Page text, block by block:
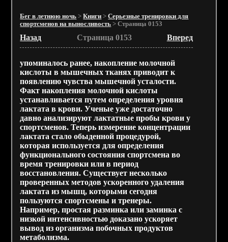
Бег в летнюю ночь >Книги >Серьезные тренировки для
спортсменов на выносливость > Страница 0153
Назад Страница 0153 Вперед
упоминалось ранее, накопление молочной
кислоты в мышечных тканях приводит к
появлению чувства мышечной усталости.
Факт накопления молочной кислоты
устанавливается путем определения уровня
лактата в крови. Ученые уже достаточно
давно анализируют лактатные пробы крови у
спортсменов. Теперь измерение концентрации
лактата стало обыденной процедурой,
которая используется для определения
функционального состояния спортсмена во
время тренировки или в период
восстановления. Существует несколько
проверенных методов ускоренного удаления
лактата из мышц, которыми сегодня
пользуются спортсмены и тренеры.
Например, простая разминка или заминка с
низкой интенсивностью доказано ускоряет
вывод из организма побочных продуктов
метаболизма.